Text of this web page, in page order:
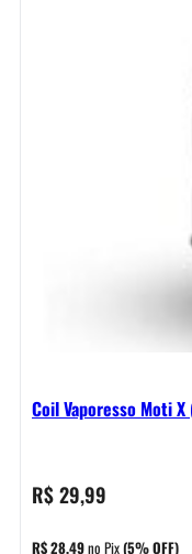
Coil Vaporesso Moti
R$29,99
R$28,49no Pix(5% OFF)